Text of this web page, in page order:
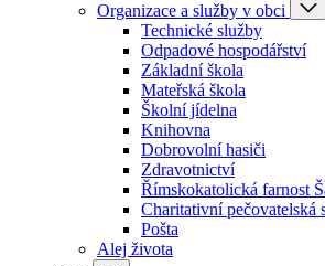
Organizace a služby v obci
Technické služby
Odpadové hospodářství
Základní škola
Mateřská škola
Školní jídelna
Knihovna
Dobrovolní hasiči
Zdravotnictví
Římskokatolická farnost
Charitativní pečovatelská
Pošta
Alej života